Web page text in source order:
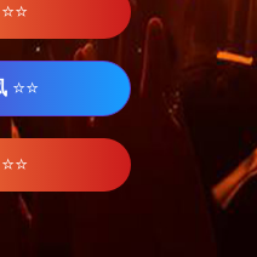
⭐⭐
⭐⭐
⭐⭐